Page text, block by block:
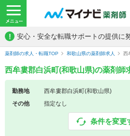
! 安心・安全な転職サポートの提供に
薬剤師の求人・転職TOP 和歌山県の薬剤師求人 西
西牟婁郡白浜町(和歌山県)の薬剤師
勤務地
西牟婁郡白浜町(和歌山県)
その他
指定なし
条件を変更